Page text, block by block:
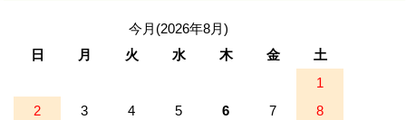
今月(2026年8月)
日
月 火 水 木 金
土
1
2
3 4 5 6 7
8